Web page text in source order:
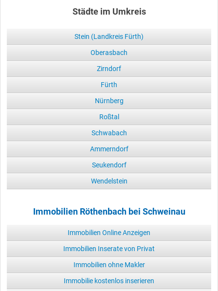
Städte im Umkreis
Stein (Landkreis Fürth)
Oberasbach
Zirndorf
Fürth
Nürnberg
Roßtal
Schwabach
Ammerndorf
Seukendorf
Wendelstein
Immobilien Röthenbach bei Schweinau
Immobilien Online Anzeigen
Immobilien Inserate von Privat
Immobilien ohne Makler
Immobilie kostenlos inserieren